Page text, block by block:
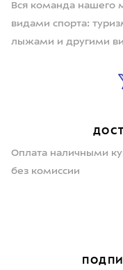
Вся команда нашего
видами спорта:
лыжами и другими
Оплата наличными
без комиссии